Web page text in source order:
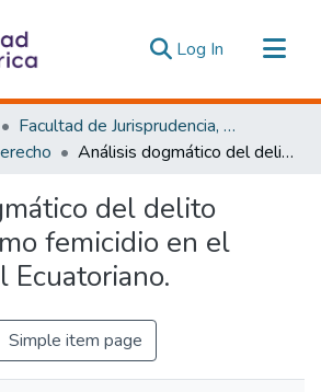
Log In (current)
Facultad de Jurisprudencia, Ciencias Políticas y Económicas
Análisis dogmático del delito tipificado como femicidio en el código penal Ecuatoriano.
del delito
femicidio en el
Ecuatoriano.
Simple item page